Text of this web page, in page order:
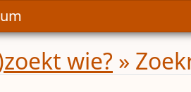
wie? »